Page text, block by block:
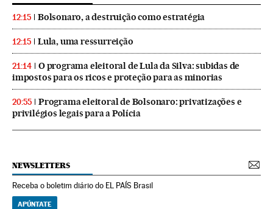
12:15 Bolsonaro, a destruição como estratégia
12:15 Lula, uma ressurreição
21:14
O programa eleitoral de Lula da Silva: subidas de
impostos para os ricos e proteção para as minorias
20:55
Programa eleitoral de Bolsonaro: privatizações e
privilégios legais para a Polícia
NEWSLETTERS
Receba o boletim diário do EL PAÍS Brasil
APÚNTATE